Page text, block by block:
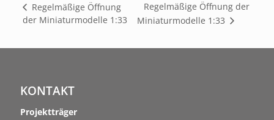
Regelmäßige Öffnung
der Miniaturmodelle 1:33
Regelmäßige Öffnung der
Miniaturmodelle 1:33
KONTAKT
Projektträger